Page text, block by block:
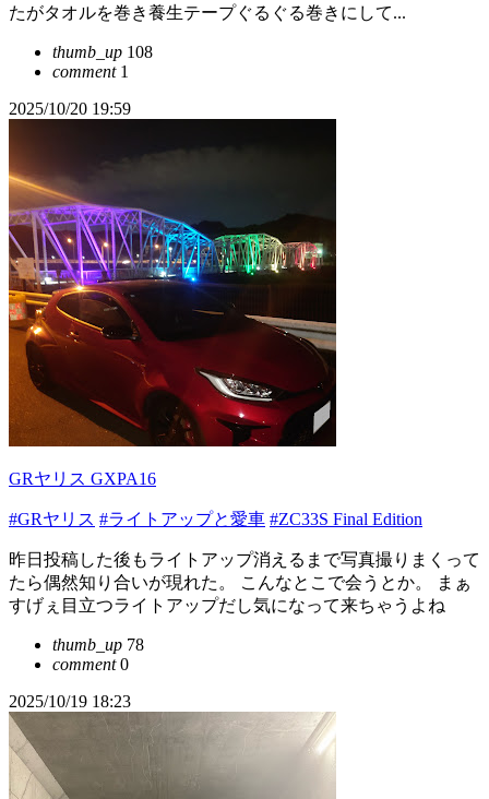
たがタオルを巻き養生テープぐるぐる巻きにして...
thumb_up 108
comment1
2025/10/20 19:59
GRヤリス GXPA16
#GRヤリス #ライトアップと愛車 #ZC33S Final Edition
昨日投稿した後もライトアップ消えるまで写真撮りまくって
たら偶然知り合いが現れた。 こんなとこで会うとか。 まぁ
すげぇ目立つライトアップだし気になって来ちゃうよね
thumb_up 78
comment0
2025/10/19 18:23